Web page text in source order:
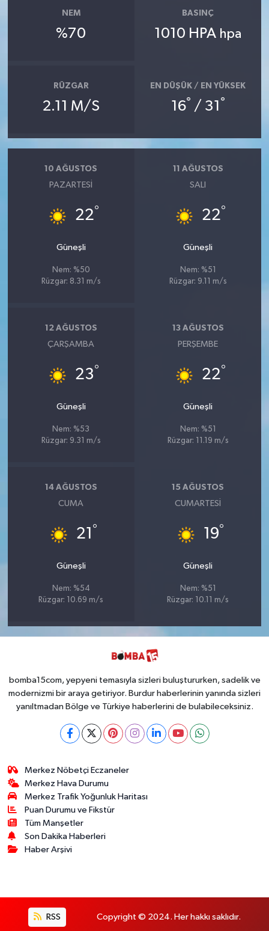
NEM
%70
BASINÇ
1010 HPA hpa
RÜZGAR
2.11 M/S
EN DÜŞÜK / EN YÜKSEK
16° / 31 °
10 AĞUSTOS
PAZARTESI
22°
Güneşli
Nem: %50
Rüzgar: 8.31 m/s
11 AĞUSTOS
SALI
22°
Güneşli
Nem: %51
Rüzgar: 9.11 m/s
12 AĞUSTOS
ÇARŞAMBA
23°
Güneşli
Nem: %53
Rüzgar: 9.31 m/s
13 AĞUSTOS
PERŞEMBE
22°
Güneşli
Nem: %51
Rüzgar: 11.19 m/s
14 AĞUSTOS
CUMA
21 °
Güneşli
Nem: %54
Rüzgar: 10.69 m/s
15 AĞUSTOS
CUMARTESI
19°
Güneşli
Nem: %51
Rüzgar: 10.11 m/s
bomba15com, yepyeni temasıyla sizleri buluştururken, sadelik ve
modernizmi bir araya getiriyor. Burdur haberlerinin yanında sizleri
yanıltmadan Bölge ve Türkiye haberlerini de bulabileceksiniz.
Merkez Nöbetçi Eczaneler
Merkez Hava Durumu
Merkez Trafik Yoğunluk Haritası
Puan Durumu ve Fikstür
Tüm Manşetler
Son Dakika Haberleri
Haber Arşivi
RSS Copyright © 2024. Her hakkı saklıdır.